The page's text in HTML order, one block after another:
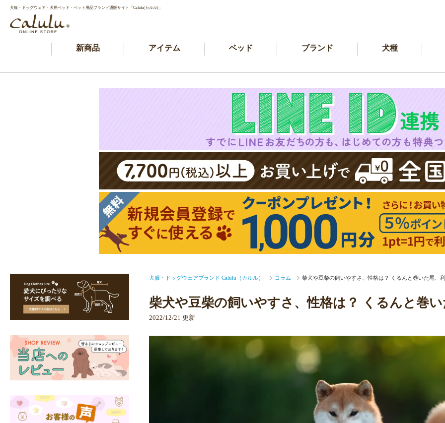
犬服・ドッグウェア・犬用ベッド・ペット用品ブランド通販サイト「Calulu(カルル)」
新商品 アイテム ベッド ブランド 犬種
犬服・ドッグウェアブランド Calulu（カルル） コラム 柴犬や豆柴の飼いやすさ、性格は？ くるんと巻いた尾、
柴犬や豆柴の飼いやすさ、性格は？ くるんと巻
2022/12/21 更新